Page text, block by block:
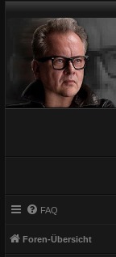
FAQ
Foren-Übersicht